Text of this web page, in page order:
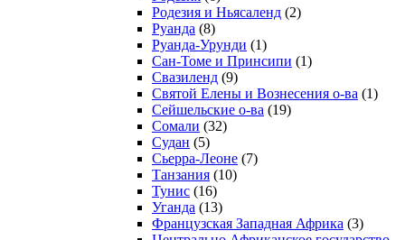
Родезия и Ньясаленд (2)
Руанда (8)
Руанда-Урунди (1)
Сан-Томе и Принсипи (1)
Свазиленд (9)
Святой Елены и Вознесения о-ва (1)
Сейшельские о-ва (19)
Сомали (32)
Судан (5)
Сьерра-Леоне (7)
Танзания (10)
Тунис (16)
Уганда (13)
Французская Западная Африка (3)